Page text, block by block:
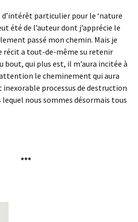
d’intérêt particulier pour le ‘nature
été de l’auteur dont j’apprécie le
passé mon chemin. Mais je
récit a tout-de-même su retenir
bout, qui plus est, il m’aura incitée à
le cheminement qui aura
inexorable processus de destruction
nous sommes désormais tous
***